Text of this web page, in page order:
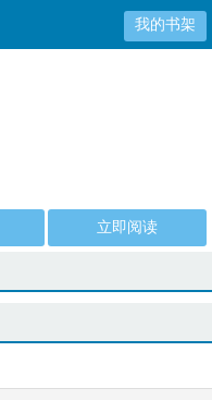
我的书架
立即阅读